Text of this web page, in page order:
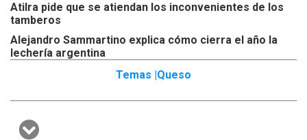
Atilra pide que se atiendan los inconvenientes de los
tamberos
Alejandro Sammartino explica cómo cierra el año la
lechería argentina
Temas | Queso